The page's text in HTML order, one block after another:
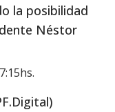
la posibilidad
Néstor